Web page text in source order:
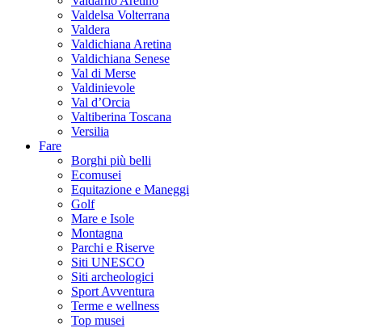
Valdelsa Volterrana
Valdera
Valdichiana Aretina
Valdichiana Senese
Val di Merse
Valdinievole
Val d’Orcia
Valtiberina Toscana
Versilia
Fare
Borghi più belli
Ecomusei
Equitazione e Maneggi
Golf
Mare e Isole
Montagna
Parchi e Riserve
Siti UNESCO
Siti archeologici
Sport Avventura
Terme e wellness
Top musei